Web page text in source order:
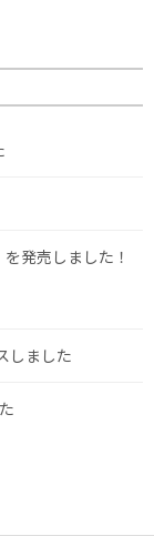
発売しました！
しました